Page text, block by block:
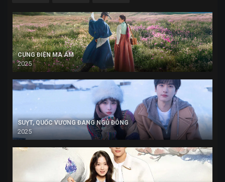
CUNG ĐIỆN MA ÁM
2025
SUỴT, QUỐC VƯƠNG ĐANG NGỦ ĐÔNG
2025